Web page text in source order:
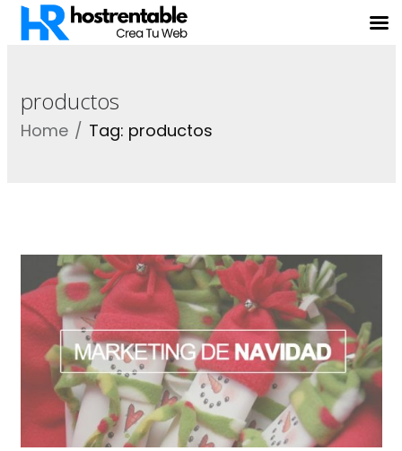
productos
Home Tag: productos